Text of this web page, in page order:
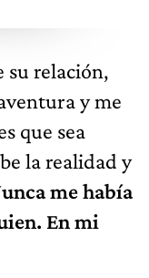
su relación,
y me
que sea
la realidad y
me había
En mi